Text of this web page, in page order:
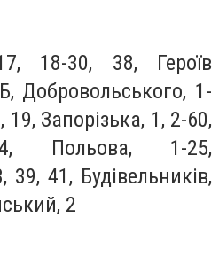
18-30, 38, Героїв
Добровольського, 1-
19, Запорізька, 1, 2-60,
4, Польова, 1-25,
39, 41, Будівельників,
2